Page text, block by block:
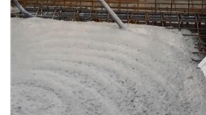
高流動化混凝土